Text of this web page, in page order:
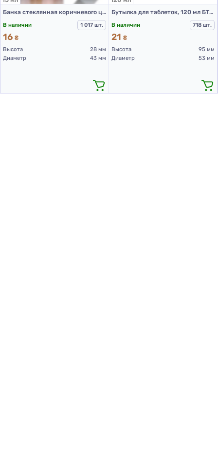
Банка стеклянная коричневого цвета 15 мл
В наличии
1 017 шт.
16 ₴
Высота
28 мм
Диаметр
43 мм
Бутылка для таблеток, 120 мл БТ-120К
В наличии
718 шт.
21 ₴
Высота
95 мм
Диаметр
53 мм